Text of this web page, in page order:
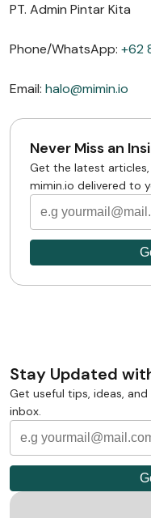
PT. Admin Pintar Kita
Phone/WhatsApp: +62
Email: halo@mimin.io
Never Miss an
Get the latest
mimin.io delivered to
Stay Updated
Get useful tips, ideas,
inbox.